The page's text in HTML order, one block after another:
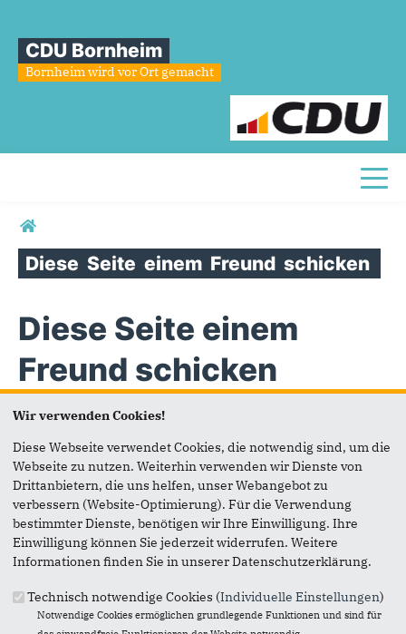
CDU Bornheim
Bornheim wird vor Ort gemacht
Sie sind hier
Diese Seite einem Freund schicken
Diese Seite einem
Freund schicken
Seite versenden
Vielen Dank, dass Sie die Inhalte unserer Homepage
weiterempfehlen.
Anmerkung: Ihre E-Mail-Adresse wird benötigt um die
Personen, denen Sie die Seite weiterempfehlen, zu
informieren, von wem die Empfehlung kommt, und dass es
Das mit * gekennzeichnete Feld ist ein Pflichtfeld.
Wir verwenden Cookies!
Diese Webseite verwendet Cookies, die notwendig sind, um die
Webseite zu nutzen. Weiterhin verwenden wir Dienste von
Drittanbietern, die uns helfen, unser Webangebot zu
verbessern (Website-Optimierung). Für die Verwendung
bestimmter Dienste, benötigen wir Ihre Einwilligung. Ihre
Einwilligung können Sie jederzeit widerrufen. Weitere
Informationen finden Sie in unserer Datenschutzerklärung.
Technisch notwendige Cookies (Individuelle Einstellungen)
Notwendige Cookies ermöglichen grundlegende Funktionen und sind für